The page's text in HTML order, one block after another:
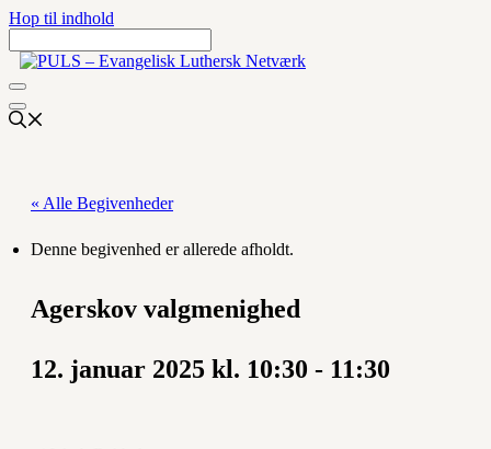
Hop til indhold
« Alle Begivenheder
Denne begivenhed er allerede afholdt.
Agerskov valgmenighed
12. januar 2025 kl. 10:30 - 11:30